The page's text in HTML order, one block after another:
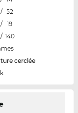
/ 52
/
19
/ 140
cerclée